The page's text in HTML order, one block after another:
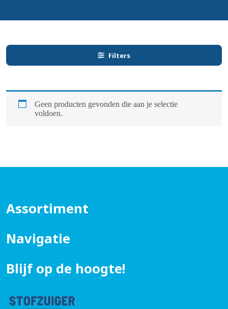
Filters
Geen producten gevonden die aan je selectie
voldoen.
Assortiment
Navigatie
Blijf op de hoogte!